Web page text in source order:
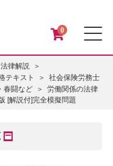
0
律解説
テキスト
社会保険労務士
春闘など
労働関係の法律
[解説付]完全模擬問題